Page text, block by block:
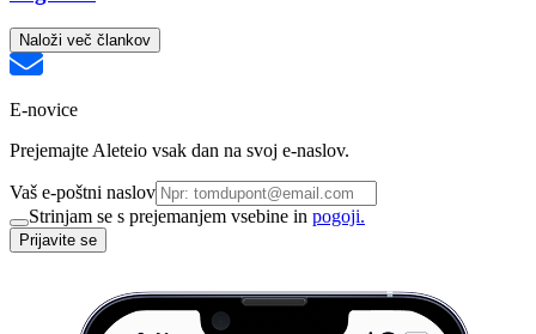
Naloži več člankov
E-novice
Prejemajte Aleteio vsak dan na svoj e-naslov.
Vaš e-poštni naslov
Strinjam se s prejemanjem vsebine in pogoji.
Prijavite se